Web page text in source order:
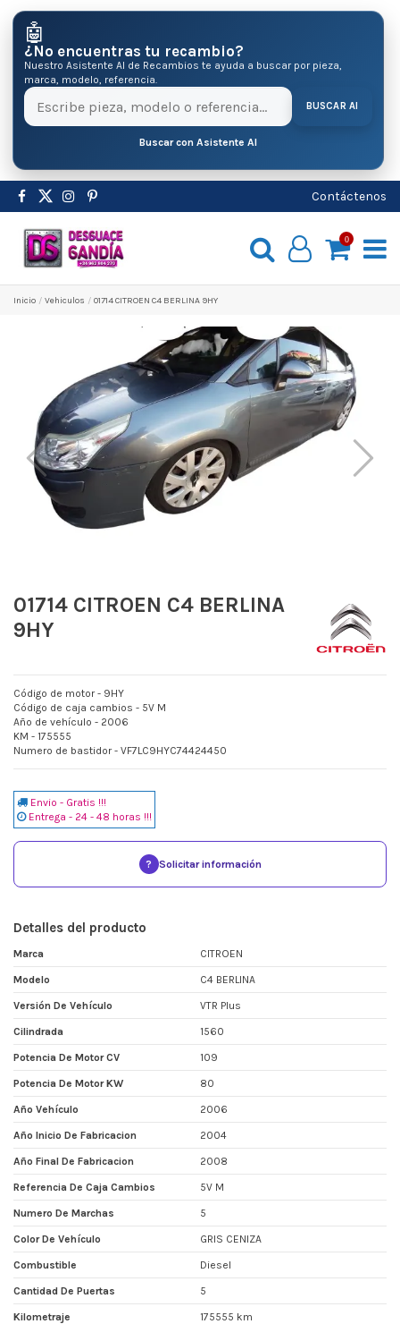
🤖
¿No encuentras tu recambio?
Nuestro Asistente AI de Recambios te ayuda a buscar por pieza,
marca, modelo, referencia.
BUSCAR AI
Buscar con Asistente AI
Contáctenos
0
Inicio Vehiculos 01714 CITROEN C4 BERLINA 9HY
01714 CITROEN C4 BERLINA
9HY
Código de motor - 9HY
Código de caja cambios - 5V M
Año de vehículo - 2006
KM - 175555
Numero de bastidor - VF7LC9HYC74424450
Envio - Gratis !!!
Entrega - 24 - 48 horas !!!
? Solicitar información
Detalles del producto
Marca CITROEN
Modelo C4 BERLINA
Versión De Vehículo VTR Plus
Cilindrada 1560
Potencia De Motor CV 109
Potencia De Motor KW 80
Año Vehículo 2006
Año Inicio De Fabricacion 2004
Año Final De Fabricacion 2008
Referencia De Caja Cambios 5V M
Numero De Marchas 5
Color De Vehículo GRIS CENIZA
Combustible Diesel
Cantidad De Puertas 5
Kilometraje 175555 km